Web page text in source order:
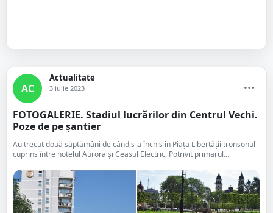
AC
Actualitate
3 iulie 2023
FOTOGALERIE. Stadiul lucrărilor din Centrul Vechi.
Poze de pe șantier
Au trecut două săptămâni de când s-a închis în Piața Libertății tronsonul
cuprins între hotelul Aurora și Ceasul Electric. Potrivit primarul...